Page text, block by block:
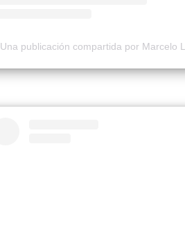
Una publicación compartida por Marcelo